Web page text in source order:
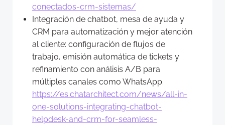
conectados-crm-sistemas/
Integración de chatbot, mesa de ayuda y
CRM para automatización y mejor atención
al cliente: configuración de flujos de
trabajo, emisión automática de tickets y
refinamiento con análisis A/B para
múltiples canales como WhatsApp.
https://es.chatarchitect.com/news/all-in-
one-solutions-integrating-chatbot-
helpdesk-and-crm-for-seamless-